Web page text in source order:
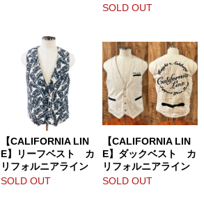
SOLD OUT
【CALIFORNIA LIN
E】リーフベスト カ
リフォルニアライン
SOLD OUT
【CALIFORNIA LIN
E】ダックベスト カ
リフォルニアライン
SOLD OUT